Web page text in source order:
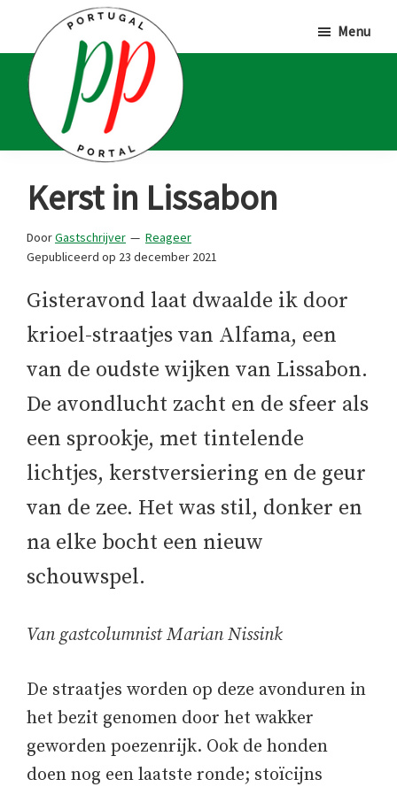
hoofd
inhoud
eerste
sidebar
voettekst
Portal
Portugalliefhebbers
en
-
fanaten
Menu
Kerst in Lissabon
DoorGastschrijver
Reageer
Gepubliceerd op 23 december 2021
Gisteravond laat dwaalde ik door
krioel-straatjes van Alfama, een
van de oudste wijken van Lissabon.
De avondlucht zacht en de sfeer als
een sprookje, met tintelende
lichtjes, kerstversiering en de geur
van de zee. Het was stil, donker en
na elke bocht een nieuw
schouwspel.
Van gastcolumnist Marian Nissink
De straatjes worden op deze avonduren in
het bezit genomen door het wakker
geworden poezenrijk. Ook de honden
doen nog een laatste ronde; stoïcijns